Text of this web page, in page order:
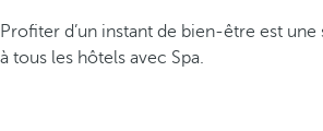
Profiter d’un instant de bien-être est
à tous les hôtels avec Spa.